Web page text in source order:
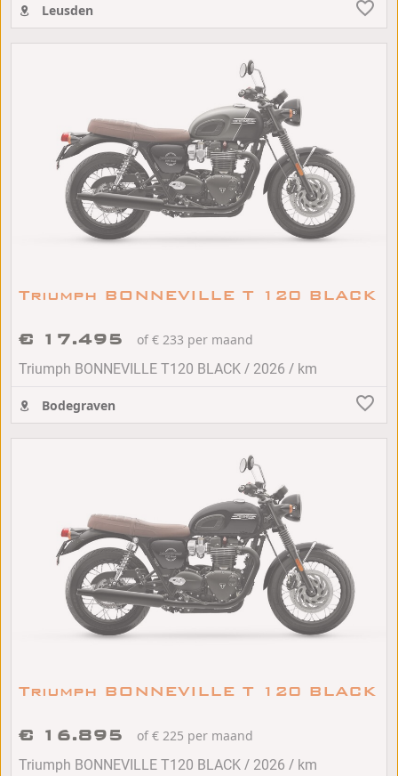
Leusden
Triumph BONNEVILLE T 120 BLACK
€ 17.495
of € 233 per maand
Triumph BONNEVILLE T120 BLACK / 2026 / km
Bodegraven
Triumph BONNEVILLE T 120 BLACK
€ 16.895
of € 225 per maand
Triumph BONNEVILLE T120 BLACK / 2026 / km